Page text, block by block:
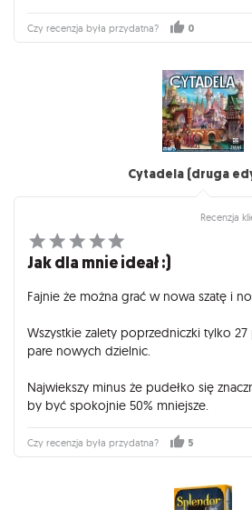
Czy recenzja była przydatna? 0
Cytadela (druga
Recenzja
Jak dla mnie ideał :)
Fajnie że można grać w nowa szatę i
Wszystkie zalety poprzedniczki tylko
pare nowych dzielnic.
Najwiekszy minus że pudełko się
by być spokojnie 50% mniejsze.
Czy recenzja była przydatna? 5